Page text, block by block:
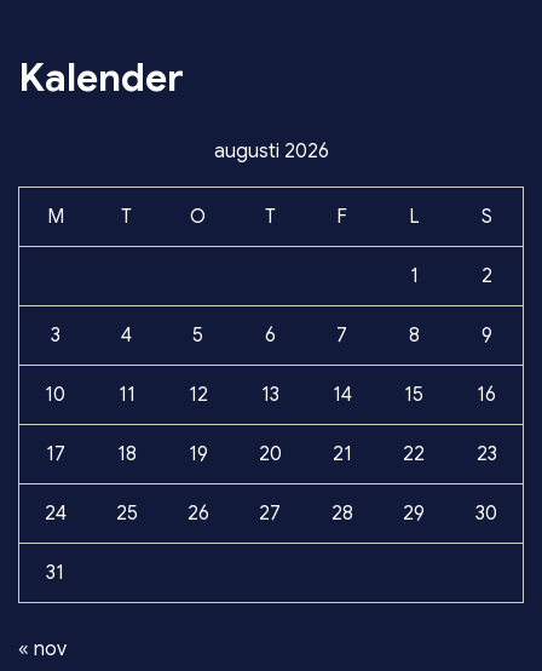
Kalender
augusti 2026
M T O T F L S
1 2
3 4 5 6 7 8 9
10 11 12 13 14 15 16
17 18 19 20 21 22 23
24 25 26 27 28 29 30
31
« nov